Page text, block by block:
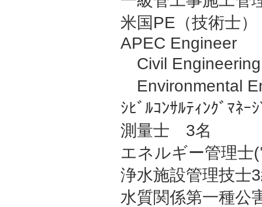
米国PE（技術士
APEC Engineer
Civil
Environmental
ｼﾋﾞﾙｺﾝｻﾙﾃｨﾝｸﾞﾏﾈ
測量士 3名
エネルギー管理
浄水施設管理技
水質関係第一種